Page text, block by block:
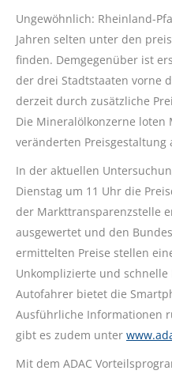
Ungewöhnlich: Rheinland-
Jahren selten unter den
finden. Demgegenüber ist
der drei Stadtstaaten vorne
derzeit durch zusätzliche
Die Mineralölkonzerne loten
veränderten Preisgestaltung
In der aktuellen
Dienstag um 11 Uhr die
der Markttransparenzstelle
ausgewertet und den
ermittelten Preise stellen
Unkomplizierte und
Autofahrer bietet die
Ausführliche Informationen
gibt es zudem unter
Mit dem ADAC